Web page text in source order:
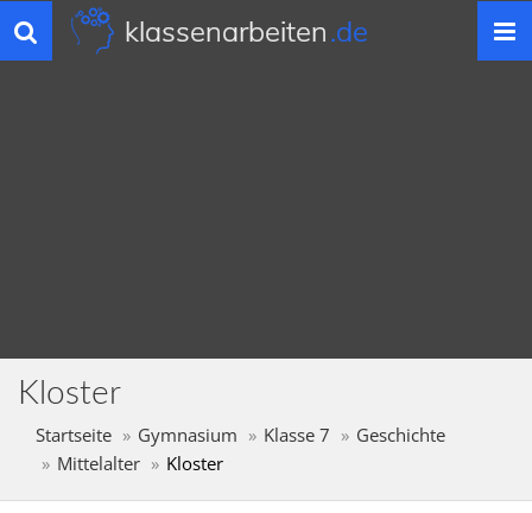
Toggle
navigation
klassenarbeiten.de
Kloster
Startseite Gymnasium Klasse 7
Geschichte
Mittelalter
Kloster